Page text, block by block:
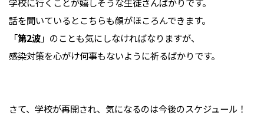
話を聞いているとこちらも顔がほころんできます。
「第2波」のことも気にしなければなりますが、
感染対策を心がけ何事もないように祈るばかりです。
さて、学校が再開され、気になるのは今後のスケジュール！